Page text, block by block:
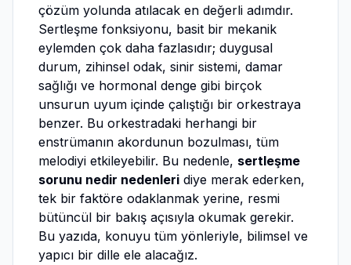
çözüm yolunda atılacak en değerli adımdır.
Sertleşme fonksiyonu, basit bir mekanik
eylemden çok daha fazlasıdır; duygusal
durum, zihinsel odak, sinir sistemi, damar
sağlığı ve hormonal denge gibi birçok
unsurun uyum içinde çalıştığı bir orkestraya
benzer. Bu orkestradaki herhangi bir
enstrümanın akordunun bozulması, tüm
melodiyi etkileyebilir. Bu nedenle, sertleşme
sorunu nedir nedenleri diye merak ederken,
tek bir faktöre odaklanmak yerine, resmi
bütüncül bir bakış açısıyla okumak gerekir.
Bu yazıda, konuyu tüm yönleriyle, bilimsel ve
yapıcı bir dille ele alacağız.